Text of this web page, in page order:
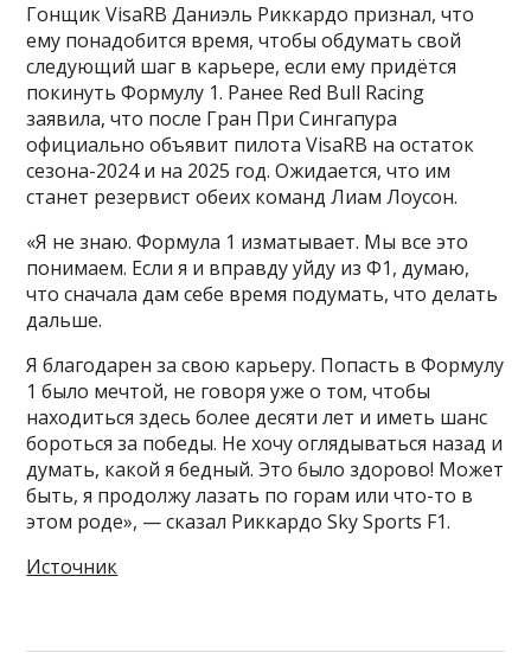
Гонщик VisaRB Даниэль Риккардо признал, что
ему понадобится время, чтобы обдумать свой
следующий шаг в карьере, если ему придётся
покинуть Формулу 1. Ранее Red Bull Racing
заявила, что после Гран При Сингапура
официально объявит пилота VisaRB на остаток
сезона-2024 и на 2025 год. Ожидается, что им
станет резервист обеих команд Лиам Лоусон.
«Я не знаю. Формула 1 изматывает. Мы все это
понимаем. Если я и вправду уйду из Ф1, думаю,
что сначала дам себе время подумать, что делать
дальше.
Я благодарен за свою карьеру. Попасть в Формулу
1 было мечтой, не говоря уже о том, чтобы
находиться здесь более десяти лет и иметь шанс
бороться за победы. Не хочу оглядываться назад и
думать, какой я бедный. Это было здорово! Может
быть, я продолжу лазать по горам или что-то в
этом роде», — сказал Риккардо Sky Sports F1.
Источник